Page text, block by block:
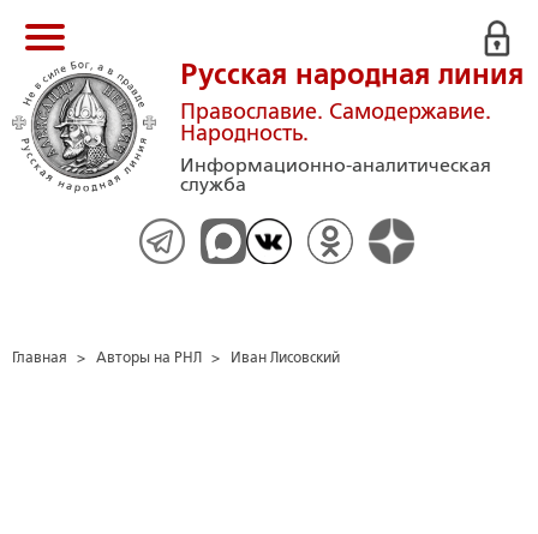
Русская народная линия
Православие. Самодержавие.
Народность.
Информационно-аналитическая
служба
Главная > Авторы на РНЛ > Иван Лисовский